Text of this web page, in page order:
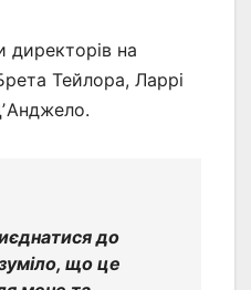
директорів на
Тейлора, Ларрі
до
що це